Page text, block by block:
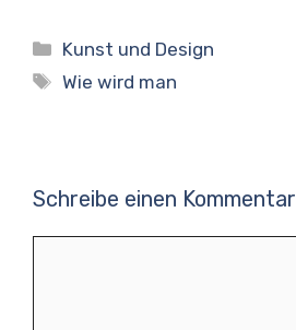
Kategorien
Kunst und Design
Schlagwörter
Wie wird man
Schreibe einen Kommentar